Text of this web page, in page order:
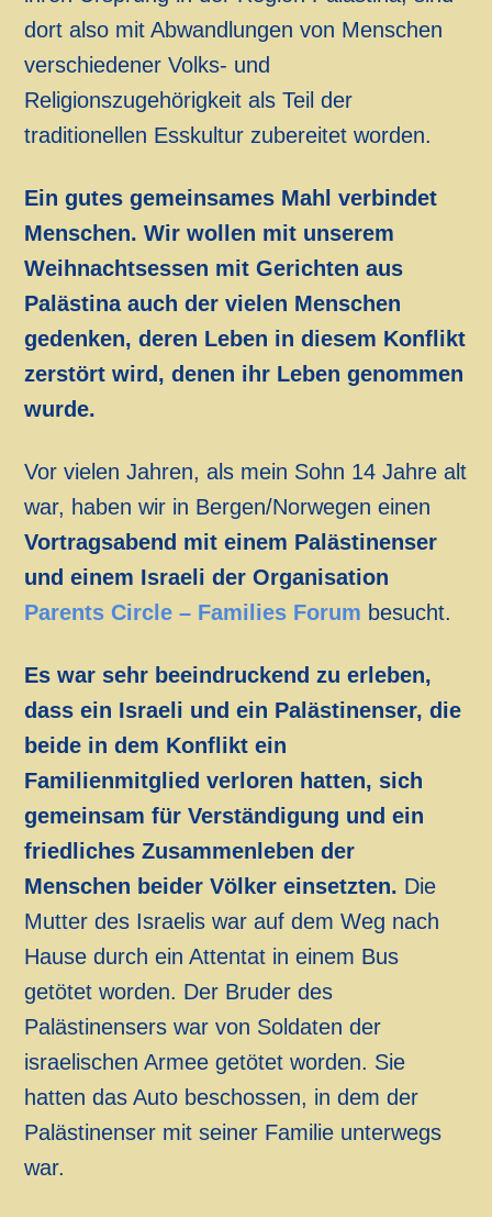
dort also mit Abwandlungen von Menschen
verschiedener Volks- und
Religionszugehörigkeit als Teil der
traditionellen Esskultur zubereitet worden.
Ein gutes gemeinsames Mahl verbindet
Menschen. Wir wollen mit unserem
Weihnachtsessen mit Gerichten aus
Palästina auch der vielen Menschen
gedenken, deren Leben in diesem Konflikt
zerstört wird, denen ihr Leben genommen
wurde.
Vor vielen Jahren, als mein Sohn 14 Jahre alt
war, haben wir in Bergen/Norwegen einen
Vortragsabend mit einem Palästinenser
und einem Israeli der Organisation
Parents Circle – Families Forum besucht.
Es war sehr beeindruckend zu erleben,
dass ein Israeli und ein Palästinenser, die
beide in dem Konflikt ein
Familienmitglied verloren hatten, sich
gemeinsam für Verständigung und ein
friedliches Zusammenleben der
Menschen beider Völker einsetzten. Die
Mutter des Israelis war auf dem Weg nach
Hause durch ein Attentat in einem Bus
getötet worden. Der Bruder des
Palästinensers war von Soldaten der
israelischen Armee getötet worden. Sie
hatten das Auto beschossen, in dem der
Palästinenser mit seiner Familie unterwegs
war.